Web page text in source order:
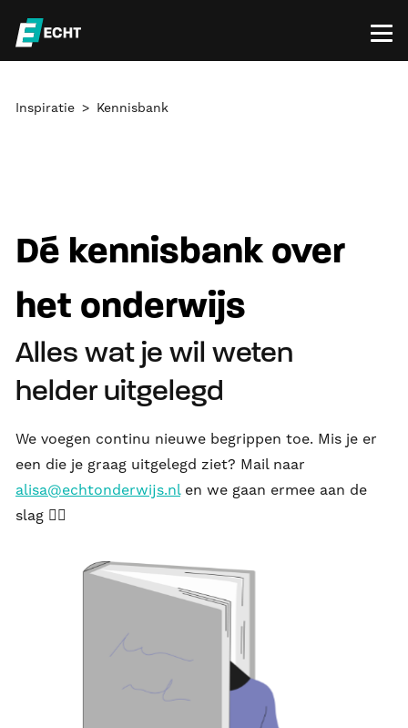
Inspiratie Kennisbank
Dé kennisbank over
het onderwijs
Alles wat je wil weten
helder uitgelegd
We voegen continu nieuwe begrippen toe. Mis je er
een die je graag uitgelegd ziet? Mail naar
alisa@echtonderwijs.nlen we gaan ermee aan de
slag 🕵🏽